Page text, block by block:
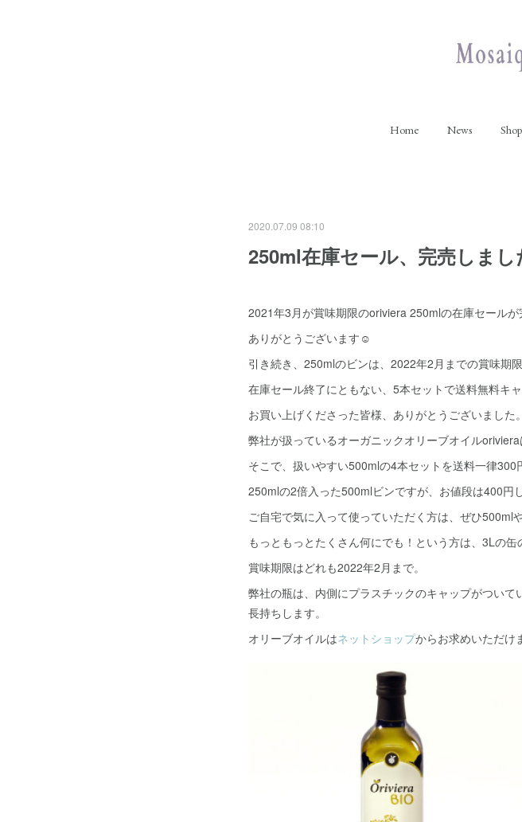
Home News Shop
2020.07.09 08:10
250ml在庫セール、完売しまし
2021年3月が賞味期限のoriviera 250mlの在庫セールが
ありがとうございます☺️
引き続き、250mlのビンは、2022年2月までの賞味期
在庫セール終了にともない、5本セットで送料無料キ
お買い上げくださった皆様、ありがとうございました。
弊社が扱っているオーガニックオリーブオイル
そこで、扱いやすい500mlの4本セットを送料一律300
250mlの2倍入った500mlビンですが、お値段は400円
ご自宅で気に入って使っていただく方は、ぜひ500ml
もっともっとたくさん何にでも！という方は、3Lの缶
賞味期限はどれも2022年2月まで。
弊社の瓶は、内側にプラスチックのキャップがつい
長持ちします。
オリーブオイルはネットショップからお求めいただけ